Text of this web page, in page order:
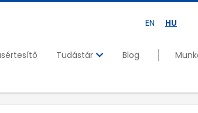
EN HU
Tudástár Blog